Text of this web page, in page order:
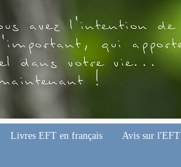
Livres EFT en français Avis sur l'EFT